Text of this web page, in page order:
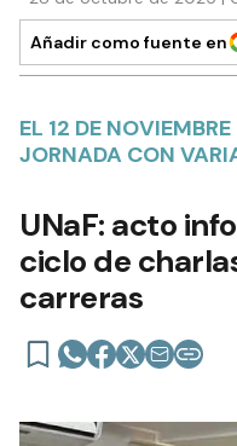
Añadir como fuente en
EL 12 DE
JORNADA CON
UNaF: acto
ciclo de
carreras